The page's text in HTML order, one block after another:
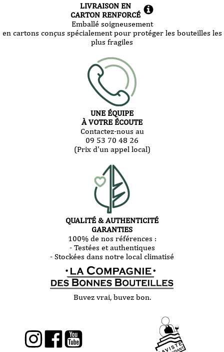
LIVRAISON EN
CARTON RENFORCÉ
Emballé soigneusement
en cartons conçus spécialement pour protéger les bouteilles les
plus fragiles
UNE ÉQUIPE
À VOTRE ÉCOUTE
Contactez-nous au
09 53 70 48 26
(Prix d'un appel local)
QUALITÉ & AUTHENTICITÉ
GARANTIES
100% de nos références :
- Testées et authentiques
- Stockées dans notre local climatisé
Buvez vrai, buvez bon.